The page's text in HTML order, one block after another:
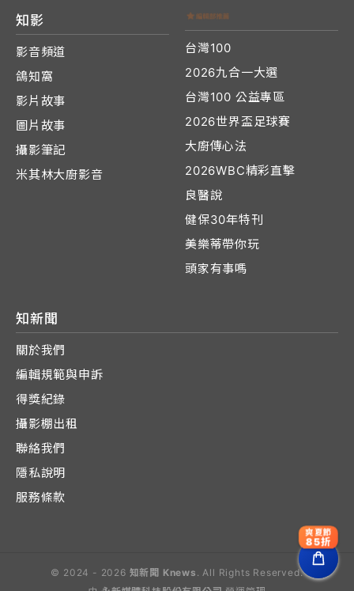
知影
影音頻道
鴿知窩
影片故事
圖片故事
攝影筆記
米其林大廚影音
台灣100
2026九合一大選
台灣100 公益專區
2026世界盃足球賽
大廚傳心法
2026WBC精彩直擊
良醫說
健保30年特刊
美樂蒂帶你玩
頭家有事嗎
知新聞
關於我們
編輯規範與申訴
得獎紀錄
攝影棚出租
聯絡我們
隱私說明
服務條款
© 2024 - 2026 知新聞 Knews . All Rights Reserved.
爽夏節
85折